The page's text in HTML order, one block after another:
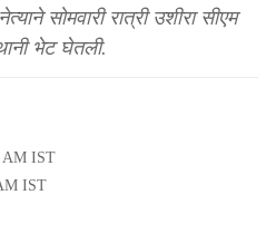
सोमवारी रात्री उशीरा सीएम
भेट घेतली.
AM IST
IST